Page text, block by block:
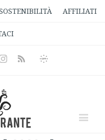
AFFILIATI
Rss
Informativa